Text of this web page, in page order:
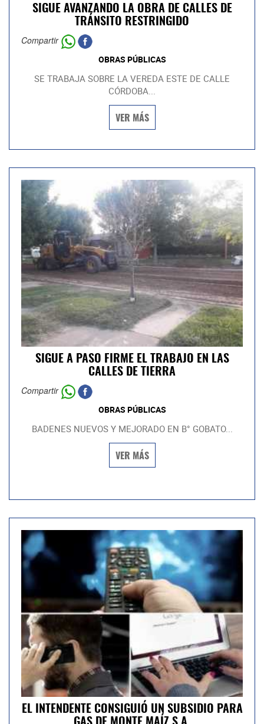
SIGUE AVANZANDO LA OBRA DE CALLES DE
TRÁNSITO RESTRINGIDO
Compartir
OBRAS PÚBLICAS
SE TRABAJA SOBRE LA VEREDA ESTE DE CALLE
CÓRDOBA...
VER MÁS
SIGUE A PASO FIRME EL TRABAJO EN LAS
CALLES DE TIERRA
Compartir
OBRAS PÚBLICAS
BADENES NUEVOS Y MEJORADO EN B° GOBATO...
VER MÁS
EL INTENDENTE CONSIGUIÓ UN SUBSIDIO PARA